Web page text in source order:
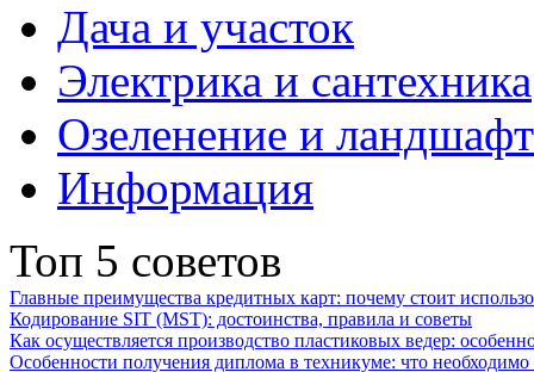
Дача и участок
Электрика и сантехника
Озеленение и
Информация
Топ 5 советов
Главные преимущества кредитных карт: почему стоит
Кодирование SIT (MST): достоинства, правила и советы
Как осуществляется производство пластиковых ведер:
Особенности получения диплома в техникуме: что необходимо